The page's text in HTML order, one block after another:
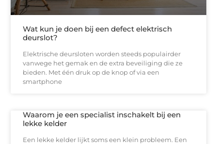
Wat kun je doen bij een defect elektrisch
deurslot?
Elektrische deursloten worden steeds populairder
vanwege het gemak en de extra beveiliging die ze
bieden. Met één druk op de knop of via een
smartphone
Waarom je een specialist inschakelt bij een
lekke kelder
Een lekke kelder lijkt soms een klein probleem. Een